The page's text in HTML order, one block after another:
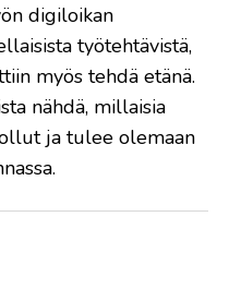
digiloikan
työtehtävistä,
myös tehdä etänä.
nähdä, millaisia
ja tulee olemaan